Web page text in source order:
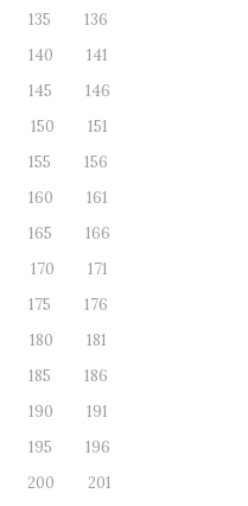
135
136
140
141
145
146
150
151
155
156
160
161
165
166
170
171
175
176
180
181
185
186
190
191
195
196
200
201